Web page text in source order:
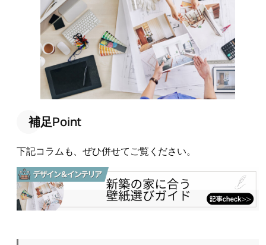
補足Point
下記コラムも、ぜひ併せてご覧ください。